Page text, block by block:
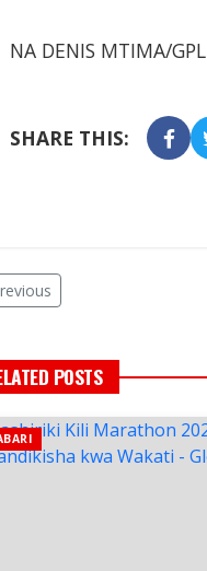
NA DENIS MTIMA/GPL
SHARE THIS:
POSTS